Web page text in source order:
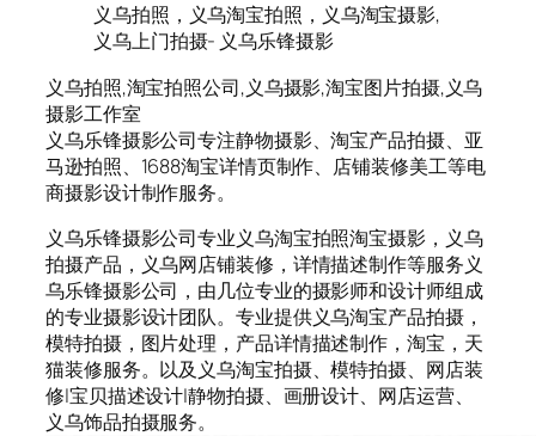
义乌拍照，义乌淘宝拍照，义乌淘宝摄影,
义乌上门拍摄- 义乌乐锋摄影
义乌拍照,淘宝拍照公司,义乌摄影,淘宝图片拍摄,义乌
摄影工作室
义乌乐锋摄影公司专注静物摄影、淘宝产品拍摄、亚
马逊拍照、1688淘宝详情页制作、店铺装修美工等电
商摄影设计制作服务。
义乌乐锋摄影公司专业义乌淘宝拍照淘宝摄影，义乌
拍摄产品，义乌网店铺装修，详情描述制作等服务义
乌乐锋摄影公司，由几位专业的摄影师和设计师组成
的专业摄影设计团队。专业提供义乌淘宝产品拍摄，
模特拍摄，图片处理，产品详情描述制作，淘宝，天
猫装修服务。以及义乌淘宝拍摄、模特拍摄、网店装
修|宝贝描述设计|静物拍摄、画册设计、网店运营、
义乌饰品拍摄服务。